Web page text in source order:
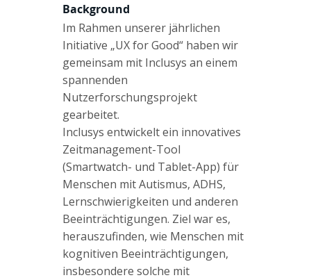
Background
Im Rahmen unserer jährlichen
Initiative „UX for Good“ haben wir
gemeinsam mit Inclusys an einem
spannenden
Nutzerforschungsprojekt
gearbeitet.
Inclusys entwickelt ein innovatives
Zeitmanagement-Tool
(Smartwatch- und Tablet-App) für
Menschen mit Autismus, ADHS,
Lernschwierigkeiten und anderen
Beeinträchtigungen. Ziel war es,
herauszufinden, wie Menschen mit
kognitiven Beeinträchtigungen,
insbesondere solche mit